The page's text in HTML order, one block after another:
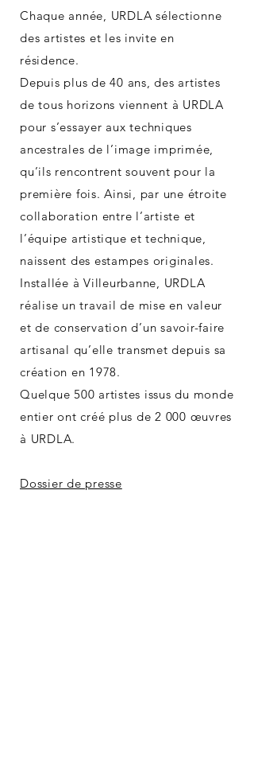
Chaque année, URDLA sélectionne
des artistes et les invite en
résidence.
Depuis plus de 40 ans, des artistes
de tous horizons viennent à URDLA
pour s’essayer aux techniques
ancestrales de l’image imprimée,
qu’ils rencontrent souvent pour la
première fois. Ainsi, par une étroite
collaboration entre l’artiste et
l’équipe artistique et technique,
naissent des estampes originales.
Installée à Villeurbanne, URDLA
réalise un travail de mise en valeur
et de conservation d’un savoir-faire
artisanal qu’elle transmet depuis sa
création en 1978.
Quelque 500 artistes issus du monde
entier ont créé plus de 2 000 œuvres
à URDLA.
Dossier de presse